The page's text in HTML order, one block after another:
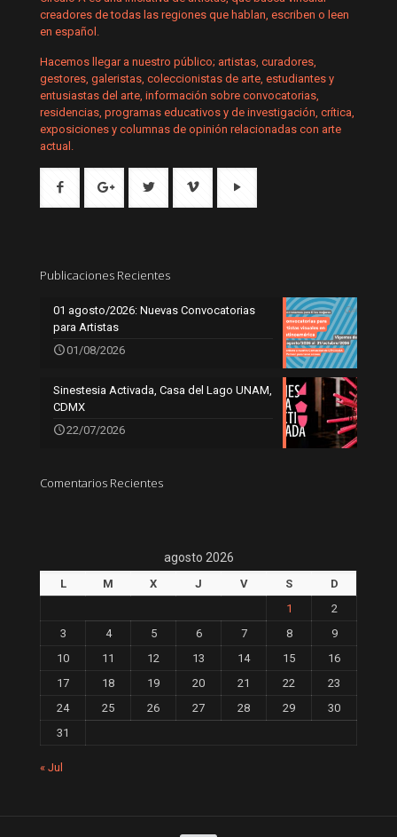
creadores de todas las regiones que hablan, escriben o leen
en español.
Hacemos llegar a nuestro público; artistas, curadores,
gestores, galeristas, coleccionistas de arte, estudiantes y
entusiastas del arte, información sobre convocatorias,
residencias, programas educativos y de investigación, crítica,
exposiciones y columnas de opinión relacionadas con arte
actual.
Publicaciones Recientes
01 agosto/2026: Nuevas Convocatorias
para Artistas
01/08/2026
Sinestesia Activada, Casa del Lago UNAM,
CDMX
22/07/2026
Comentarios Recientes
agosto 2026
L M X J V S
D
1
2
3
4 5 6 7 8
9
10
11 12 13 14 15
16
17
18 19 20 21 22
23
24
25 26 27 28 29
30
31
« Jul